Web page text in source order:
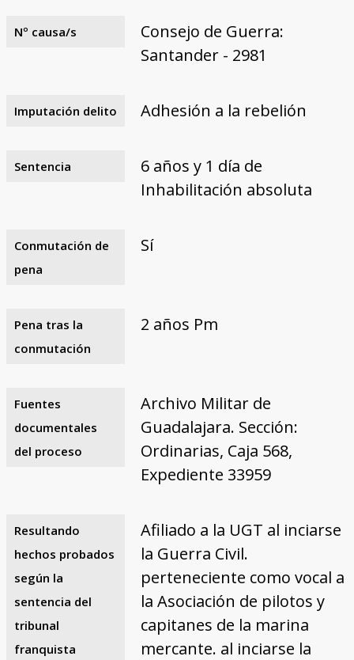
Nº causa/s
Consejo de Guerra:
Santander - 2981
Imputación delito Adhesión a la rebelión
Sentencia
6 años y 1 día de
Inhabilitación absoluta
Conmutación de
pena
Sí
Pena tras la
conmutación
2 años Pm
Fuentes
documentales
del proceso
Archivo Militar de
Guadalajara. Sección:
Ordinarias, Caja 568,
Expediente 33959
Resultando
hechos probados
según la
sentencia del
tribunal
franquista
Afiliado a la UGT al inciarse
la Guerra Civil.
perteneciente como vocal a
la Asociación de pilotos y
capitanes de la marina
mercante. al inciarse la